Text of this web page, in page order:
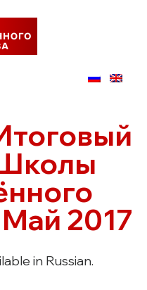
2017
in Russian.